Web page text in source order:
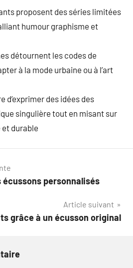
proposent des séries limitées
humour graphisme et
détournent les codes de
à la mode urbaine ou à l’art
d’exprimer des idées des
singulière tout en misant sur
durable
personnalisés
Article suivant
grâce à un écusson original